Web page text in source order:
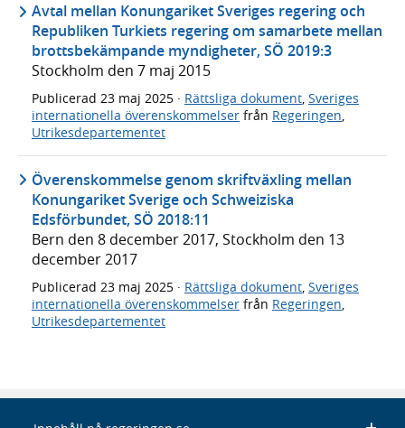
Avtal mellan Konungariket Sveriges regering och
Republiken Turkiets regering om samarbete mellan
brottsbekämpande myndigheter, SÖ 2019:3
Stockholm den 7 maj 2015
Publicerad 23 maj 2025 · Rättsliga dokument, Sveriges
internationella överenskommelser från Regeringen,
Utrikesdepartementet
Överenskommelse genom skriftväxling mellan
Konungariket Sverige och Schweiziska
Edsförbundet, SÖ 2018:11
Bern den 8 december 2017, Stockholm den 13
december 2017
Publicerad 23 maj 2025 · Rättsliga dokument, Sveriges
internationella överenskommelser från Regeringen,
Utrikesdepartementet